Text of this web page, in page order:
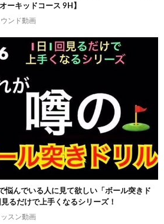
ーキッドコース 9H】
ンド動画
悩んでいる人に見て欲しい「ボール突きド
るだけで上手くなるシリーズ！
スン動画